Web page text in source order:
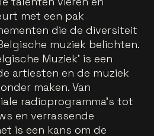
met een pak
die de diversiteit
muziek belichten.
Muziek' is een
artiesten en de muziek
maken. Van
radioprogramma's tot
en verrassende
is een kans om de